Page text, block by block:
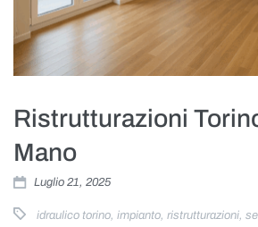
Ristrutturazioni
Mano
Luglio 21, 2025
idraulico torino, impianto, ristrutturazioni,